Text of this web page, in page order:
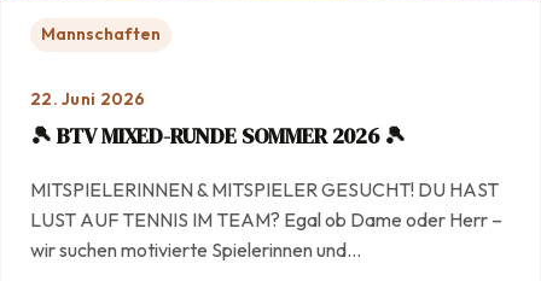
Mannschaften
22. Juni 2026
🎾 BTV MIXED-RUNDE SOMMER 2026 🎾
MITSPIELERINNEN & MITSPIELER GESUCHT! DU HAST
LUST AUF TENNIS IM TEAM? Egal ob Dame oder Herr –
wir suchen motivierte Spielerinnen und…